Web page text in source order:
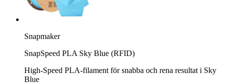
Snapmaker
SnapSpeed PLA Sky Blue (RFID)
High-Speed PLA-filament för snabba och rena resultat i Sky
Blue